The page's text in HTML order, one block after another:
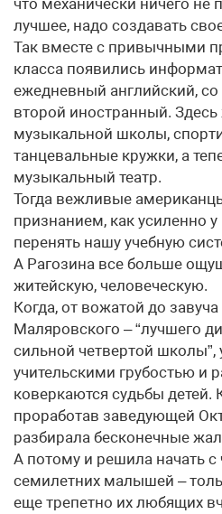
что механически ничего не
лучшее, надо создавать
Так вместе с привычными
класса появились
ежедневный английский,
второй иностранный.
музыкальной школы,
танцевальные кружки, а
музыкальный театр.
Тогда вежливые
признанием, как усиленно
перенять нашу учебную
А Рагозина все больше
житейскую, человеческую.
Когда, от вожатой до
Маляровского – “лучшего
сильной четвертой школы”,
учительскими грубостью и
коверкаются судьбы детей.
проработав заведующей
разбирала бесконечные
А потому и решила начать с
семилетних малышей –
еще трепетно их любящих